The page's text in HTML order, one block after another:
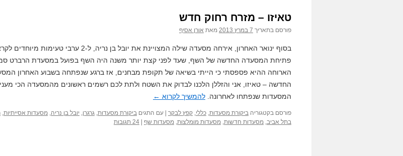
טאיזו – מזרח רחוק חדש
פורסם בתאריך 7 במרץ 2013 מאת אורן אסיף
בסוף ינואר האחרון, אירחה מסעדה שילה המצויינת את יובל בן נריה, ל-2 ערבי טעימות
פתיחת המסעדה החדשה של השף, שעד לפני קצת יותר משנה היה השף בפועל במסעדת הרברט
הארוחה ההיא פספסתי כי הייתי בשיאה של תקופת מבחנים, אז ברגע שנפתחה בשבוע האחרון
החדשה – טאיזו, אני והזללן הלכנו לבדוק את השטח ולתת לכם רשמים ראשונים מהמסעדה הכי
המסעדות שנפתחו לאחרונה. להמשיך לקרוא ←
פורסם בקטגוריה ביקורת מסעדות, כללי, קפץ לבקר עם התגים ביקורת מסעדות, גרגרן, יובל בן נריה, מסעדות אסייתיות,
בתל אביב, מסעדות חדשות, מסעדות מומלצות, מסעדות שף 24 תגובות